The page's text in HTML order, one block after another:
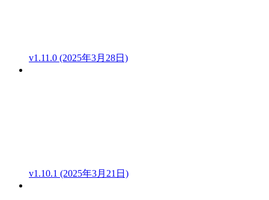
v1.11.0 (2025年3月28日)
v1.10.1 (2025年3月21日)